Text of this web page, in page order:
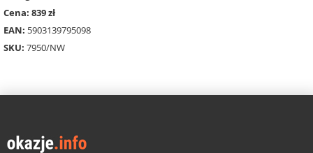
Cena: 839 zł
EAN: 5903139795098
SKU: 7950/NW